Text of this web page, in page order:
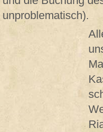
unproblematisch).